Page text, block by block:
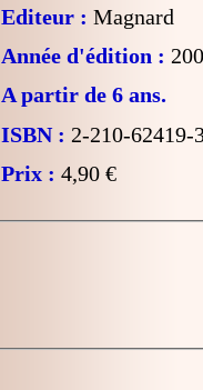
Editeur : Magnard
Année d'édition :
A partir de 6 ans.
ISBN : 2-210-62419-
Prix : 4,90 €